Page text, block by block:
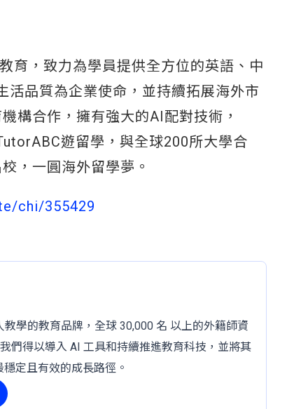
育，致力為學員提供全方位的英語、中
品質為企業使命，並持續拓展海外市
構合作，擁有強大的AI配對技術，
遊留學，與全球200所大學合
，一圓海外留學夢。
chi/355429
學的教育品牌，全球 30,000 名 以上的外籍師資
們得以導入 AI 工具和持續推進教育科技，並將其
定且有效的成長路徑。